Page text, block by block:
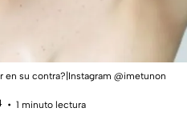
en su contra?|Instagram @imetunon
1 minuto lectura